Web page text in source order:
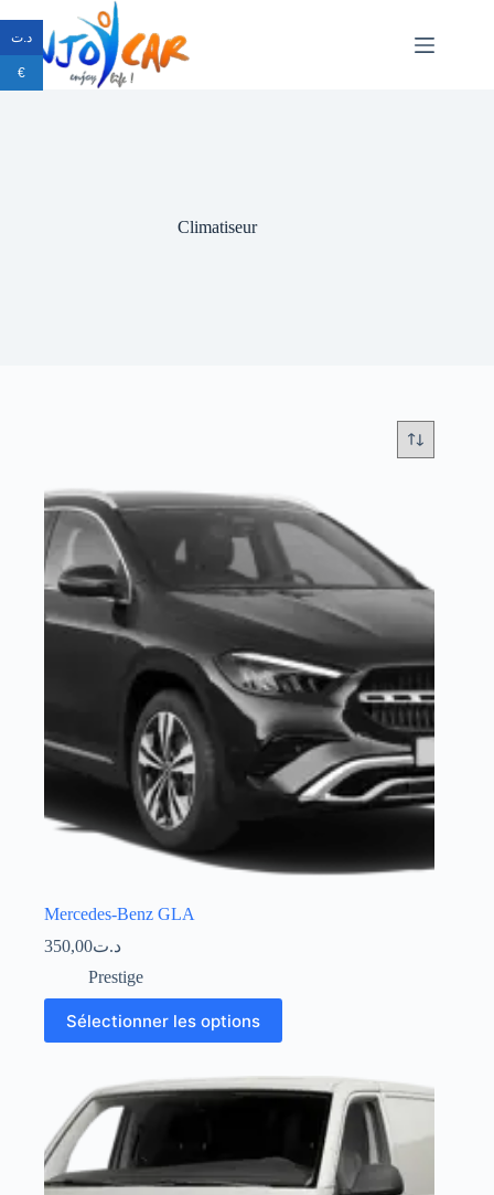
Climatiseur
Mercedes-Benz GLA
د.ت350,00
Prestige
Sélectionner les options
د.ت
€